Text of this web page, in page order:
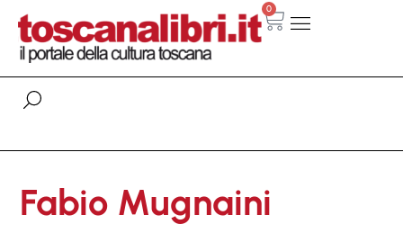
0
Fabio Mugnaini